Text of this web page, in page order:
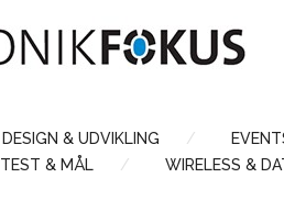
DESIGN & UDVIKLING
TEST & MÅL WIRELESS &